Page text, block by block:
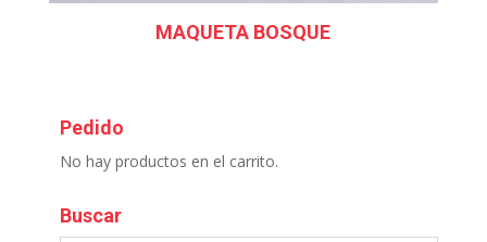
MAQUETA BOSQUE
Pedido
No hay productos en el carrito.
Buscar